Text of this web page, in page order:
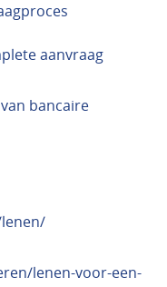
aanvraag
bancaire
lenen-voor-een-